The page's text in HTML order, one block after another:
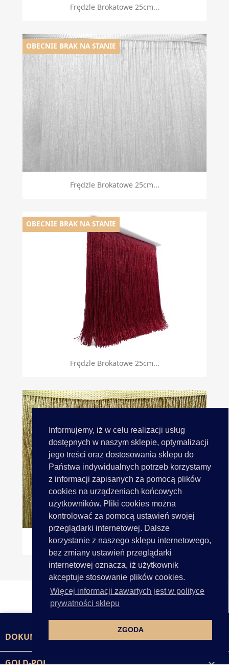
Informujemy, iż w celu realizacji usług
dostępnych w naszym sklepie, optymalizacji
jego treści oraz dostosowania sklepu do
Państwa indywidualnych potrzeb korzystamy
z informacji zapisanych za pomocą plików
cookies na urządzeniach końcowych
użytkowników. Pliki cookies można
kontrolować za pomocą ustawień swojej
przeglądarki internetowej. Dalsze
korzystanie z naszego sklepu internetowego,
bez zmiany ustawień przeglądarki
internetowej oznacza, iż użytkownik
akceptuje stosowanie plików cookies.
Więcej informacji zawartych jest w polityce
prywatności sklepu
ZGODA
Frędzle Brokatowe 25cm...
Frędzle Brokatowe 25cm...
OBECNIE BRAK NA STANIE
Frędzle Brokatowe 25cm...
OBECNIE BRAK NA STANIE
Frędzle Brokatowe 25cm...
DOKUMENTY 
GOLD-POL 